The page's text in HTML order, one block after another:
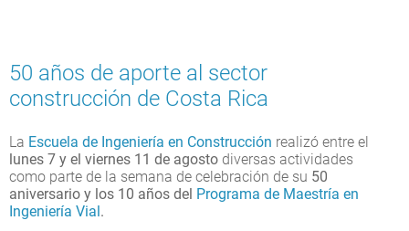
50 años de aporte al sector
construcción de Costa Rica
La Escuela de Ingeniería en Construcción realizó entre el
lunes 7 y el viernes 11 de agosto diversas actividades
como parte de la semana de celebración de su 50
aniversario y los 10 años del Programa de Maestría en
Ingeniería Vial .